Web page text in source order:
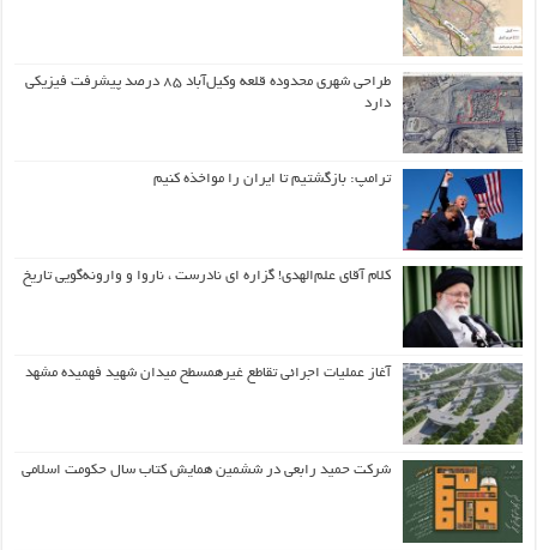
طراحی شهری محدوده قلعه وکیل‌آباد ۸۵ درصد پیشرفت فیزیکی
دارد
ترامپ: بازگشتیم تا ایران را مواخذه کنیم
کلام آقای علم‌الهدی! گزاره ای نادرست ، ناروا و وارونه‌گویی تاریخ
آغاز عملیات اجرائی تقاطع غیرهمسطح میدان شهید فهمیده مشهد
شرکت حمید رابعی در ششمین همایش کتاب سال حکومت اسلامی